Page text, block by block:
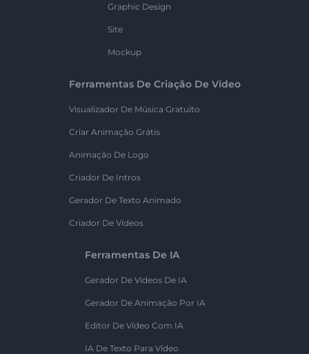
Graphic Design
Site
Mockup
Ferramentas De Criação De Vídeo
Visualizador De Música Gratuito
Criar Animação Grátis
Animação De Logo
Criador De Intros
Gerador De Texto Animado
Criador De Vídeos
Ferramentas De IA
Gerador De Vídeos De IA
Gerador De Animação Por IA
Editor De Vídeo Com IA
IA De Texto Para Vídeo